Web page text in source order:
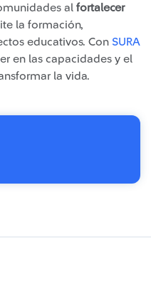
al fortalecer
la formación,
educativos. Con SURA
en las capacidades y el
la vida.